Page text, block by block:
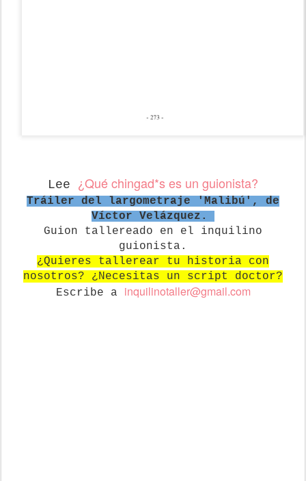
Lee ¿Qué chingad*s es un guionista?
Tráiler del largometraje 'Malibú', de
Víctor Velázquez.
Guion tallereado en el inquilino
guionista.
¿Quieres tallerear tu historia con
nosotros? ¿Necesitas un script doctor?
Escribe a inquilinotaller@gmail.com